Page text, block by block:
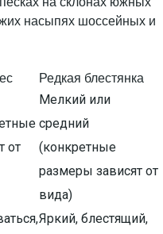
насыпях шоссейных и
Редкая блестянка
от
Мелкий или
средний
(конкретные
размеры зависят от
вида)
Яркий, блестящий,